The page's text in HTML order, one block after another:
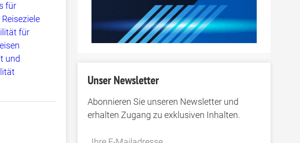
für
für
und
Unser Newsletter
Abonnieren Sie unseren Newsletter und
erhalten Zugang zu exklusiven Inhalten.
Do
*Ihre